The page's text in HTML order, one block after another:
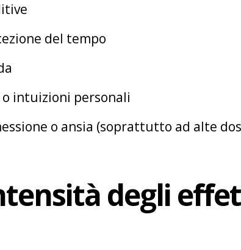
del tempo
intuizioni personali
o ansia (soprattutto ad alte
degli